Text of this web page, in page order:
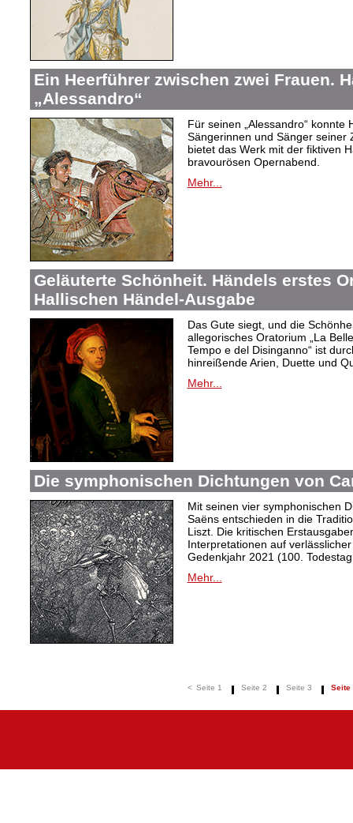
Ein Heerführer zwischen zwei Frauen.
„Alessandro“
Für seinen „Alessandro“ konnte
Sängerinnen und Sänger seiner
bietet das Werk mit der fiktiven
bravourösen Opernabend.
Mehr...
Geläuterte Schönheit. Händels erstes
Hallischen Händel-Ausgabe
Das Gute siegt, und die
allegorisches Oratorium „La
Tempo e del Disinganno“ ist
hinreißende Arien, Duette und
Mehr...
Die symphonischen Dichtungen von
Mit seinen vier symphonischen
Saëns entschieden in die
Liszt. Die kritischen
Interpretationen auf
Gedenkjahr 2021 (100.
Mehr...
< Seite 1 Seite 2 Seite 3 Seite